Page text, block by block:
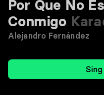
Por Que No
Conmigo
Alejandro Fernández
Sing